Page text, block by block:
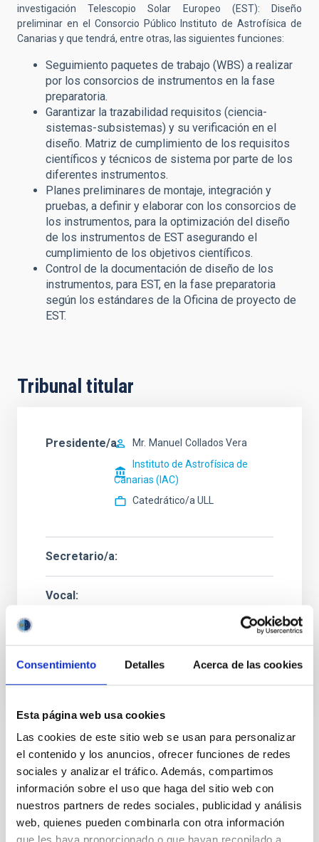
Consentimiento Detalles Acerca de las cookies
Esta página web usa cookies
Las cookies de este sitio web se usan para personalizar
el contenido y los anuncios, ofrecer funciones de redes
sociales y analizar el tráfico. Además, compartimos
información sobre el uso que haga del sitio web con
nuestros partners de redes sociales, publicidad y análisis
web, quienes pueden combinarla con otra información
investigación Telescopio Solar Europeo (EST): Diseño
preliminar en el Consorcio Público Instituto de Astrofísica de
Canarias y que tendrá, entre otras, las siguientes funciones:
Seguimiento paquetes de trabajo (WBS) a realizar
por los consorcios de instrumentos en la fase
preparatoria.
Garantizar la trazabilidad requisitos (ciencia-
sistemas-subsistemas) y su verificación en el
diseño. Matriz de cumplimiento de los requisitos
científicos y técnicos de sistema por parte de los
diferentes instrumentos.
Planes preliminares de montaje, integración y
pruebas, a definir y elaborar con los consorcios de
los instrumentos, para la optimización del diseño
de los instrumentos de EST asegurando el
cumplimiento de los objetivos científicos.
Control de la documentación de diseño de los
instrumentos, para EST, en la fase preparatoria
según los estándares de la Oficina de proyecto de
EST.
Tribunal titular
Presidente/a Mr. Manuel Collados Vera
Instituto de Astrofísica de
Canarias (IAC)
Catedrático/a ULL
Secretario/a
Vocal
Instituto de Astrofísica de Canarias (IAC)
ESTADO
EN PROCESO
PERFIL DEL PUESTO
TÉCNICO/A
NIVEL ESPAÑOL MÁSTER (MECES 3)